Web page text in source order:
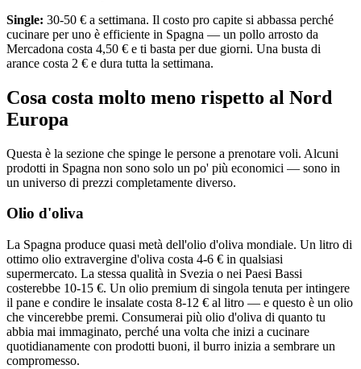
Single: 30-50 € a settimana. Il costo pro capite si abbassa perché
cucinare per uno è efficiente in Spagna — un pollo arrosto da
Mercadona costa 4,50 € e ti basta per due giorni. Una busta di
arance costa 2 € e dura tutta la settimana.
Cosa costa molto meno rispetto al Nord
Europa
Questa è la sezione che spinge le persone a prenotare voli. Alcuni
prodotti in Spagna non sono solo un po' più economici — sono in
un universo di prezzi completamente diverso.
Olio d'oliva
La Spagna produce quasi metà dell'olio d'oliva mondiale. Un litro di
ottimo olio extravergine d'oliva costa 4-6 € in qualsiasi
supermercato. La stessa qualità in Svezia o nei Paesi Bassi
costerebbe 10-15 €. Un olio premium di singola tenuta per intingere
il pane e condire le insalate costa 8-12 € al litro — e questo è un olio
che vincerebbe premi. Consumerai più olio d'oliva di quanto tu
abbia mai immaginato, perché una volta che inizi a cucinare
quotidianamente con prodotti buoni, il burro inizia a sembrare un
compromesso.